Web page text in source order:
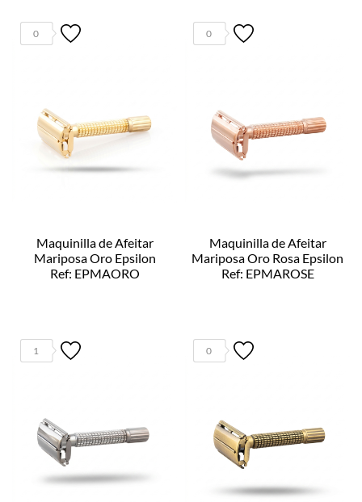
0
Maquinilla de Afeitar
Mariposa Oro Epsilon
Ref: EPMAORO
0
Maquinilla de Afeitar
Mariposa Oro Rosa Epsilon
Ref: EPMAROSE
1 0